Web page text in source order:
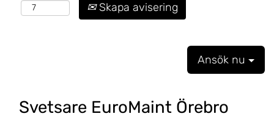
Skapa avisering
Ansök nu
Svetsare EuroMaint Örebro